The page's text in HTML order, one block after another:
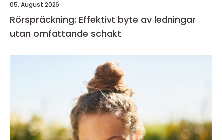
05. August 2026
Rörspräckning: Effektivt byte av ledningar
utan omfattande schakt